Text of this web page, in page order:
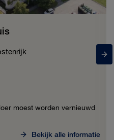
moest worden vernieuwd
Bekijk alle informatie